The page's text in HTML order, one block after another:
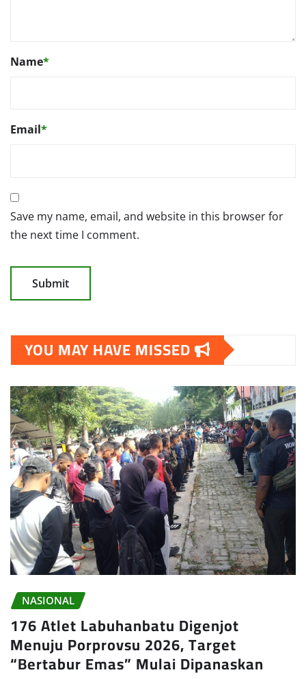
Name*
Email*
Save my name, email, and website in this browser for
the next time I comment.
YOU MAY HAVE MISSED
NASIONAL
176 Atlet Labuhanbatu Digenjot
Menuju Porprovsu 2026, Target
“Bertabur Emas” Mulai Dipanaskan